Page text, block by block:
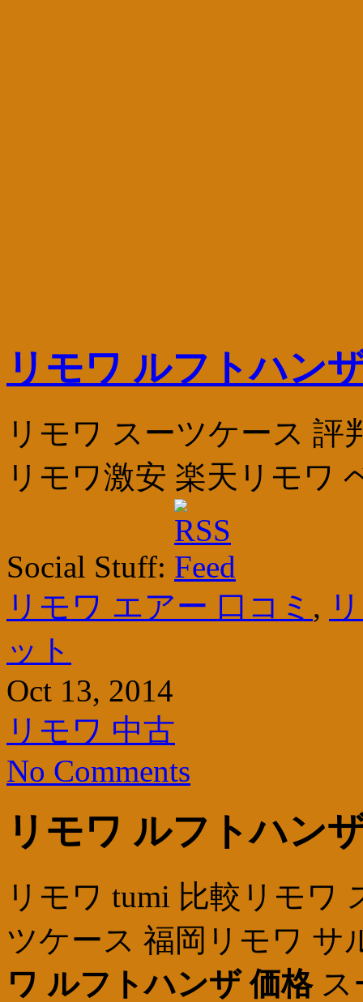
リモワ ルフトハン
リモワ スーツケース 評
リモワ激安 楽天リモワ
Social Stuff:
リモワ エアー 口コミ ,
ット
Oct 13, 2014
リモワ 中古
No Comments
リモワ ルフトハン
リモワ tumi 比較リモワ
ツケース 福岡リモワ サ
ワ ルフトハンザ 価格ス